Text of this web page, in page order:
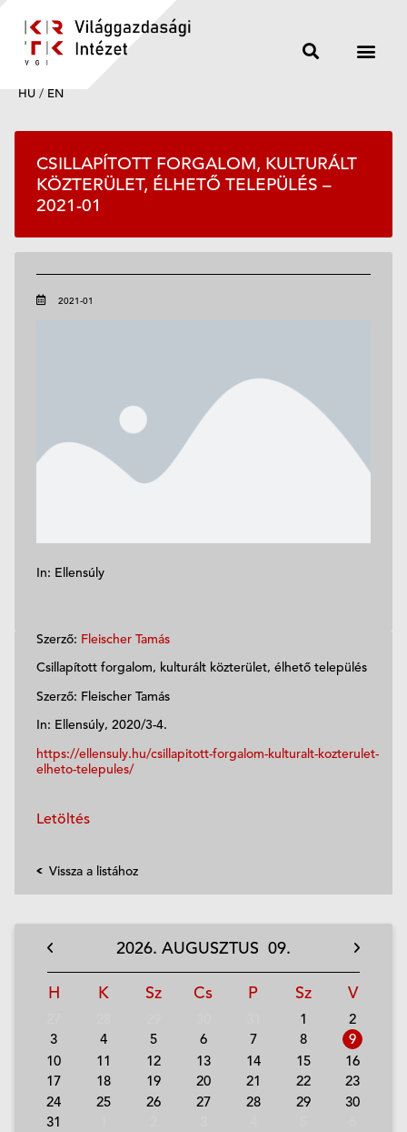
HU / EN
CSILLAPÍTOTT FORGALOM, KULTURÁLT
KÖZTERÜLET, ÉLHETŐ TELEPÜLÉS –
2021-01
2021-01
In: Ellensúly
Szerző: Fleischer Tamás
Csillapított forgalom, kulturált közterület, élhető település
Szerző: Fleischer Tamás
In: Ellensúly, 2020/3-4.
https://ellensuly.hu/csillapitott-forgalom-kulturalt-kozterulet-
elheto-telepules/
Letöltés
Vissza a listához
2026. AUGUSZTUS 09.
H K Sz Cs P Sz V
1
2
3
4 5 6 7 8
9
10
11 12 13 14 15
16
17
18 19 20 21 22
23
24
25 26 27 28 29
30
31